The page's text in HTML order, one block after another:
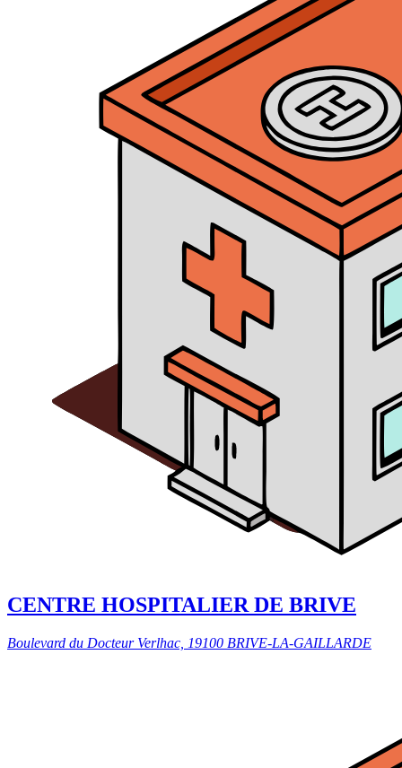
CENTRE HOSPITALIER DE BRIVE
Boulevard du Docteur Verlhac, 19100 BRIVE-LA-GAILLARDE